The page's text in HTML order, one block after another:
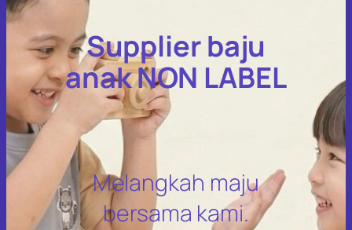
Supplier baju
anak NON LABEL
Melangkah maju
bersama kami.